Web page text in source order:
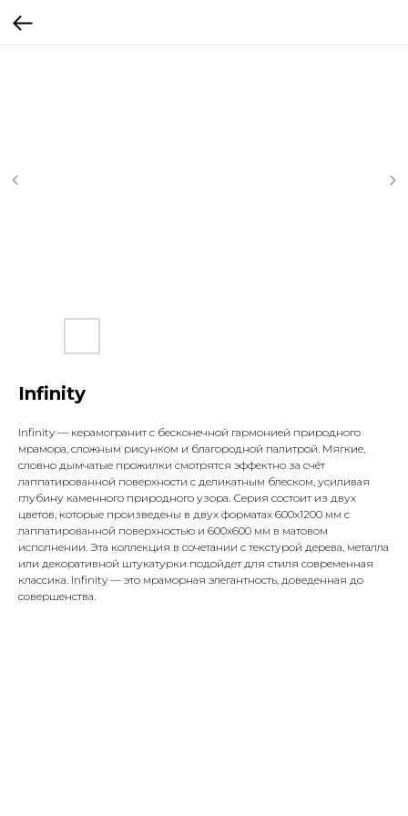
Infinity
Infinity — керамогранит с бесконечной гармонией природного
мрамора, сложным рисунком и благородной палитрой. Мягкие,
словно дымчатые прожилки смотрятся эффектно за счёт
лаппатированной поверхности с деликатным блеском, усиливая
глубину каменного природного узора. Серия состоит из двух
цветов, которые произведены в двух форматах 600x1200 мм с
лаппатированной поверхностью и 600x600 мм в матовом
исполнении. Эта коллекция в сочетании с текстурой дерева, металла
или декоративной штукатурки подойдет для стиля современная
классика. Infinity — это мраморная элегантность, доведенная до
совершенства.